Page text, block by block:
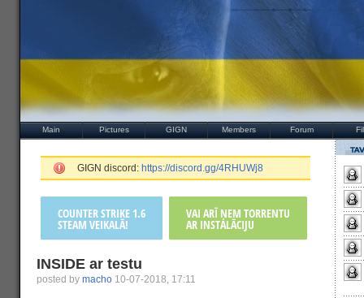
Main Pictures GIGN Members Forum
GIGN discord: https://discord.gg/4RHUWj8
COUNTER STRIKE 1.6
STEAM VEIKALĀ!
VAI ARĪ ŅEM TORRENTU
AR INSTALĀCIJU
INSIDE ar testu
posted by macho 10-07-2018, 17:11